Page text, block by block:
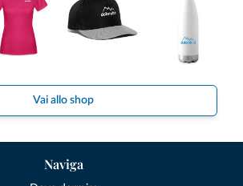
Vai allo shop
Naviga